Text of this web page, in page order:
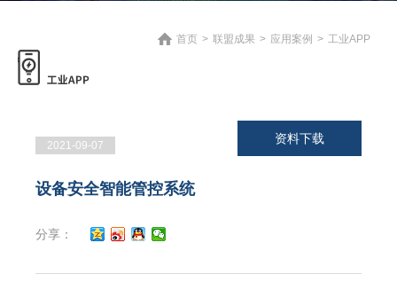
首页 > 联盟成果 > 应用案例 > 工业APP
2021-09-07
资料下载
设备安全智能管控系统
分享：